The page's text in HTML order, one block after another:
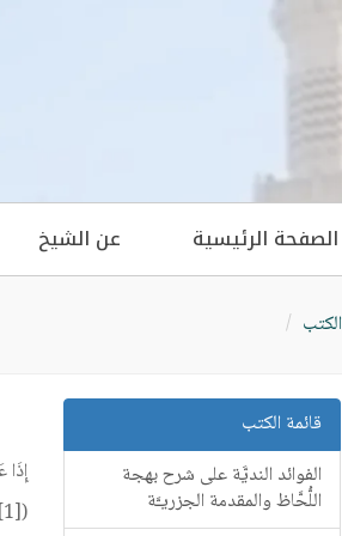
الصفحة الرئيسية عن الشيخ
الكتب
قائمة الكتب
الفوائد النديَّة على شرح بهجة
اللُّحَّاظ والمقدمة الجزريـَّة
([1]) صحيح البخاري – (5 / 2298) سنن أبى داود – (4 / 467) سنن الترمذي – (5 / 83)